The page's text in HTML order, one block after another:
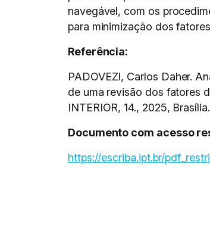
navegável, com os
para minimização dos
Referência:
PADOVEZI, Carlos Daher.
de uma revisão dos fatores
INTERIOR, 14., 2025, Brasília.
Documento com acesso
https://escriba.ipt.br/